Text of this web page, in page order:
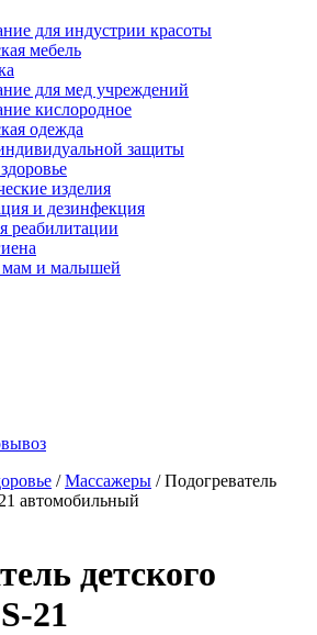
для индустрии красоты
мебель
для мед учреждений
кислородное
одежда
защиты
изделия
и дезинфекция
реабилитации
мам и малышей
/Массажеры / Подогреватель
автомобильный
детского
21